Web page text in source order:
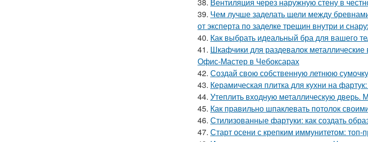
39. Чем лучше заделать щели между
от эксперта по заделке трещин внутри и
40. Как выбрать идеальный бра для вашего
41. Шкафчики для раздевалок
Офис-Мастер в Чебоксарах
42. Создай свою собственную летнюю
43. Керамическая плитка для кухни на
44. Утеплить входную металлическую дверь.
45. Как правильно шпаклевать потолок
46. Стилизованные фартуки: как создать
47. Старт осени с крепким иммунитетом: топ-